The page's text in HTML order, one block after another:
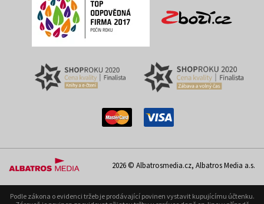
2026 © Albatrosmedia.cz, Albatros Media a.s.
Podle zákona o evidenci tržeb je prodávající povinen vystavit kupujícímu účtenku.